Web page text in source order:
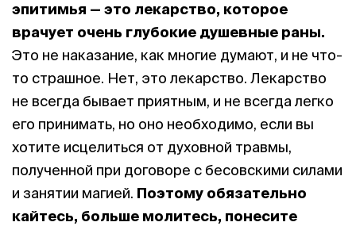
эпитимья — это лекарство, которое
врачует очень глубокие душевные раны.
Это не наказание, как многие думают, и не что-
то страшное. Нет, это лекарство. Лекарство
не всегда бывает приятным, и не всегда легко
его принимать, но оно необходимо, если вы
хотите исцелиться от духовной травмы,
полученной при договоре с бесовскими силами
и занятии магией. Поэтому обязательно
кайтесь, больше молитесь, понесите